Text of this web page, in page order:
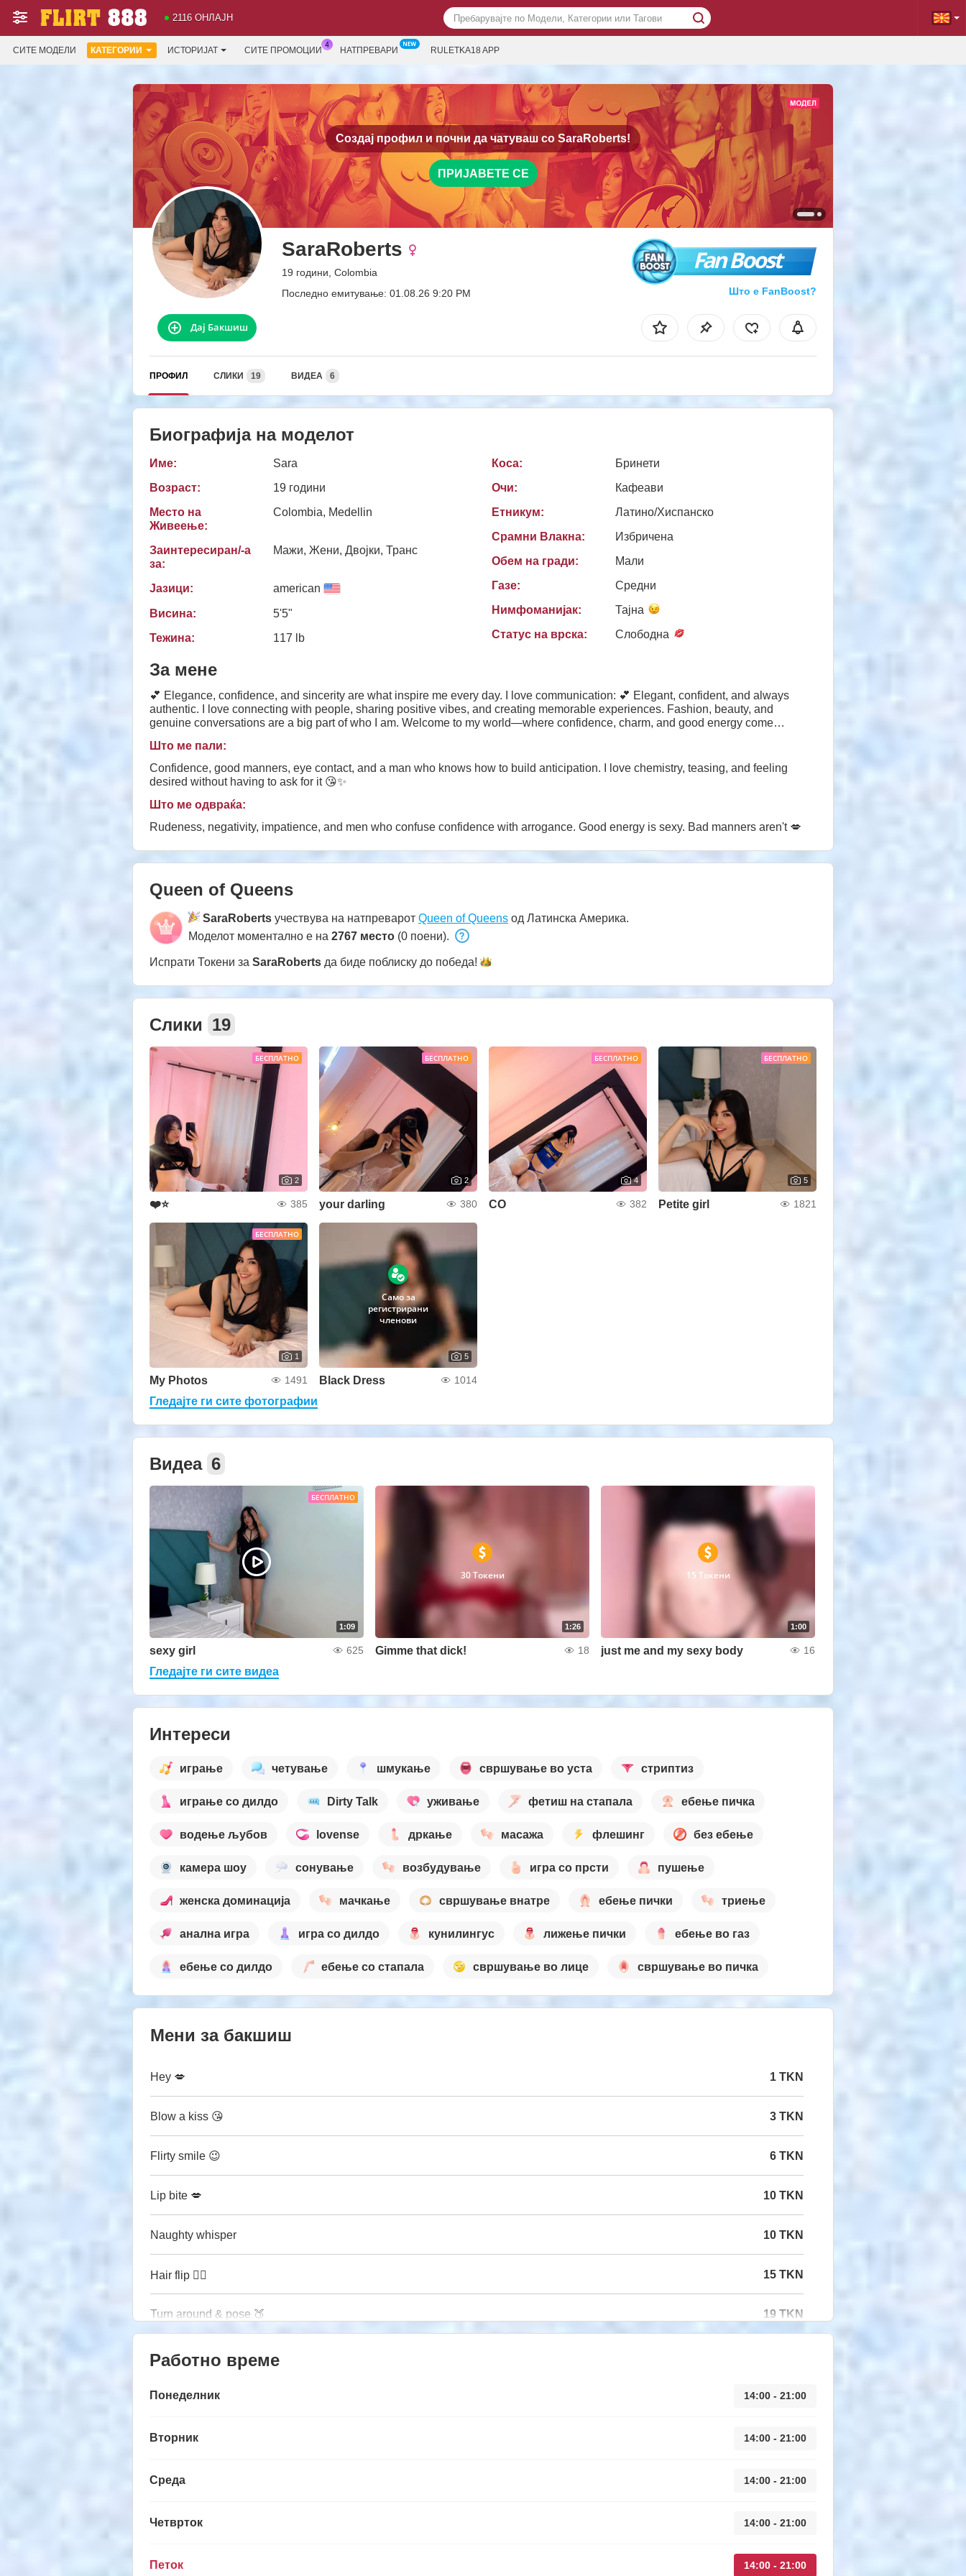
2116 ОНЛАЈН
СИТЕ МОДЕЛИ КАТЕГОРИИ ИСТОРИЈАТ СИТЕ ПРОМОЦИИ НАТПРЕВАРИ RULETKA18 APP
Создај профил и почни да чатуваш со SaraRoberts!
ПРИЈАВЕТЕ СЕ
SaraRoberts
19 години, Colombia
Последно емитување: 01.08.26 9:20 PM
Fan Boost
Што е FanBoost?
Дај Бакшиш
ПРОФИЛ СЛИКИ 19 ВИДЕА 6
Биографија на моделот
Име:
Sara
Возраст:
19 години
Место на
Живеење:
Colombia, Medellin
Заинтересиран/-а
за:
Мажи, Жени, Двојки, Транс
Јазици: american
Висина:
5'5"
Тежина:
117 lb
Коса:
Бринети
Очи:
Кафеави
Етникум:
Латино/Хиспанско
Срамни Влакна:
Избричена
Обем на гради:
Мали
Газе:
Средни
Нимфоманијак:
Тајна
Статус на врска:
Слободна
За мене
💕 Elegance, confidence, and sincerity are what inspire me every day. I love communication: 💕 Elegant, confident, and always
authentic. I love connecting with people, sharing positive vibes, and creating memorable experiences. Fashion, beauty, and
genuine conversations are a big part of who I am. Welcome to my world—where confidence, charm, and good energy come
Што ме пали:
Confidence, good manners, eye contact, and a man who knows how to build anticipation. I love chemistry, teasing, and feeling
desired without having to ask for it 😘✨
Што ме одвраќа:
Rudeness, negativity, impatience, and men who confuse confidence with arrogance. Good energy is sexy. Bad manners aren't 💋
Queen of Queens
SaraRoberts учествува на натпреварот Queen of Queens од Латинска Америка.
Моделот моментално е на 2767 место (0 поени).
Испрати Токени за SaraRoberts да биде поблиску до победа!
Слики 19
БЕСПЛАТНО
2
❤️⭐ 385
БЕСПЛАТНО
2
your darling 380
БЕСПЛАТНО
4
CO 382
БЕСПЛАТНО
5
Petite girl 1821
БЕСПЛАТНО
1
My Photos 1491
Само за
регистрирани
членови
5
Black Dress 1014
Гледајте ги сите фотографии
Видеа 6
БЕСПЛАТНО
1:09
sexy girl 625
1:26
30 Токени
Gimme that dick! 18
1:00
15 Токени
just me and my sexy body 16
Гледајте ги сите видеа
Интереси
играње четување шмукање свршување во уста стриптиз
играње со дилдо Dirty Talk уживање фетиш на стапала ебење пичка
водење љубов lovense дркање масажа флешинг без ебење
камера шоу сонување возбудување игра со прсти пушење
женска доминација мачкање свршување внатре ебење пички триење
анална игра игра со дилдо кунилингус лижење пички ебење во газ
ебење со дилдо ебење со стапала свршување во лице свршување во пичка
Мени за бакшиш
Hey 💋 1 TKN
Blow a kiss 😘 3 TKN
Flirty smile 😉 6 TKN
Lip bite 💋 10 TKN
Naughty whisper 10 TKN
Hair flip 💁‍♀️ 15 TKN
Turn around & pose 🍑 19 TKN
Работно време
Понеделник 14:00 - 21:00
Вторник 14:00 - 21:00
Среда 14:00 - 21:00
Четврток 14:00 - 21:00
Петок 14:00 - 21:00